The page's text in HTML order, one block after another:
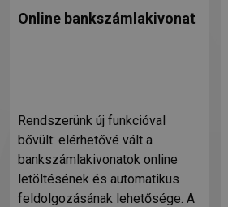
Online bankszámlakivonat
Rendszerünk új funkcióval
bővült: elérhetővé vált a
bankszámlakivonatok online
letöltésének és automatikus
feldolgozásának lehetősége. A